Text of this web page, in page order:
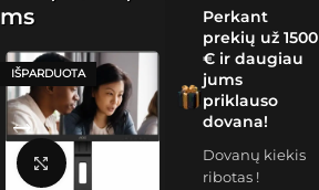
ms
IŠPARDUOTA
Spustelėkite, kad padidintumėte
Perkant
prekių už 1500
€ ir daugiau
jums
priklauso
dovana!
Dovanų kiekis
ribotas !